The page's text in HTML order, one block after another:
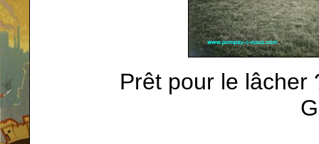
Prêt pour le lâcher